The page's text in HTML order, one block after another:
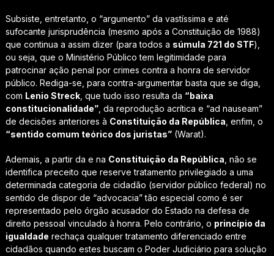
Subsiste, entretanto, o “argumento” da vastíssima e até
sufocante jurisprudência (mesmo após a Constituição de 1988)
que continua a assim dizer (para todos a súmula 721 do STF),
ou seja, que o Ministério Público tem legitimidade para
patrocinar ação penal por crimes contra a honra de servidor
público. Rediga-se, para contra-argumentar basta que se diga,
com Lenio Streck, que tudo isso resulta da “baixa
constitucionalidade”, da reprodução acrítica e “ad nauseam”
de decisões anteriores à Constituição da República , enfim, o
“sentido comum teórico dos juristas”(Warat).
Ademais, a partir da e na Constituição da República , não se
identifica preceito que reserve tratamento privilegiado a uma
determinada categoria de cidadão (servidor público federal) no
sentido de dispor de “advocacia” tão especial como é ser
representado pelo órgão acusador do Estado na defesa de
direito pessoal vinculado à honra. Pelo contrário, o princípio da
igualdade rechaça qualquer tratamento diferenciado entre
cidadãos quando estes buscam o Poder Judiciário para solução